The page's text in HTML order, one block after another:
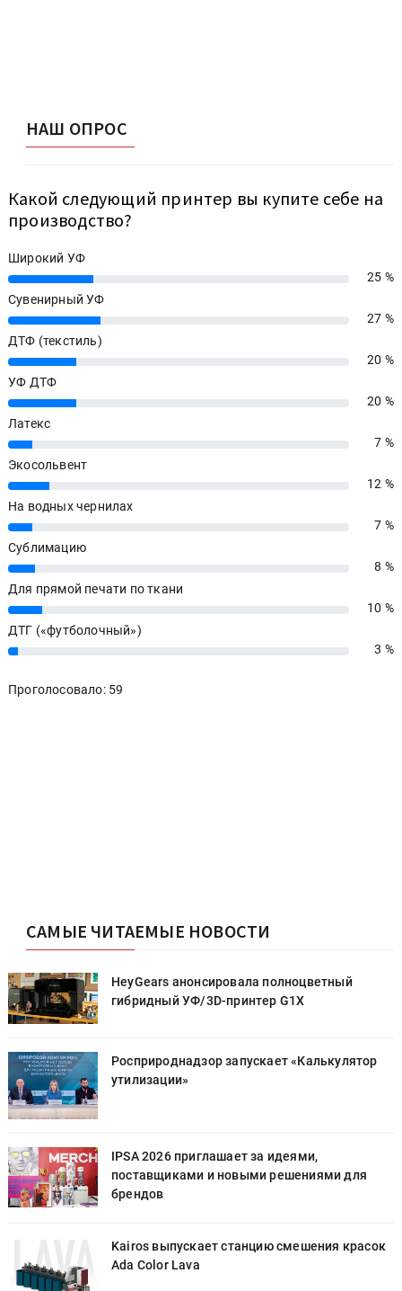
НАШ ОПРОС
Какой следующий принтер вы купите себе на
производство?
Широкий УФ
25%
25 %
Сувенирный УФ
27%
27 %
ДТФ (текстиль)
20%
20 %
УФ ДТФ
20%
20 %
Латекс
7%
7 %
Экосольвент
12%
12 %
На водных чернилах
7%
7 %
Сублимацию
8%
8 %
Для прямой печати по ткани
10%
10 %
ДТГ («футболочный»)
3% 3 %
Проголосовало: 59
САМЫЕ ЧИТАЕМЫЕ НОВОСТИ
HeyGears анонсировала полноцветный
гибридный УФ/3D-принтер G1X
Росприроднадзор запускает «Калькулятор
утилизации»
IPSA 2026 приглашает за идеями,
поставщиками и новыми решениями для
брендов
Kairos выпускает станцию смешения красок
Ada Color Lava